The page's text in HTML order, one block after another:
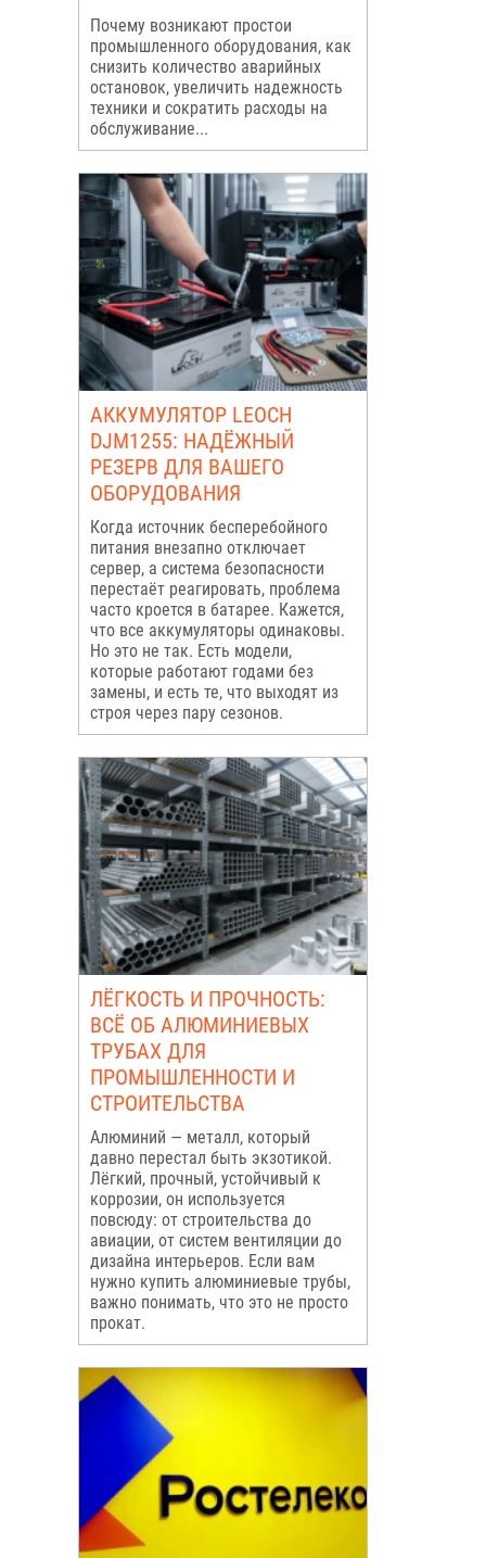
Почему возникают простои
промышленного оборудования, как
снизить количество аварийных
остановок, увеличить надежность
техники и сократить расходы на
обслуживание...
АККУМУЛЯТОР LEOCH
DJM1255: НАДЁЖНЫЙ
РЕЗЕРВ ДЛЯ ВАШЕГО
ОБОРУДОВАНИЯ
Когда источник бесперебойного
питания внезапно отключает
сервер, а система безопасности
перестаёт реагировать, проблема
часто кроется в батарее. Кажется,
что все аккумуляторы одинаковы.
Но это не так. Есть модели,
которые работают годами без
замены, и есть те, что выходят из
строя через пару сезонов.
ЛЁГКОСТЬ И ПРОЧНОСТЬ:
ВСЁ ОБ АЛЮМИНИЕВЫХ
ТРУБАХ ДЛЯ
ПРОМЫШЛЕННОСТИ И
СТРОИТЕЛЬСТВА
Алюминий — металл, который
давно перестал быть экзотикой.
Лёгкий, прочный, устойчивый к
коррозии, он используется
повсюду: от строительства до
авиации, от систем вентиляции до
дизайна интерьеров. Если вам
нужно купить алюминиевые трубы,
важно понимать, что это не просто
прокат.